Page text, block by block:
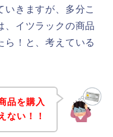
いきますが、多分こ
、イツラックの商品
ら！と、考えている
品を購入
ない！！